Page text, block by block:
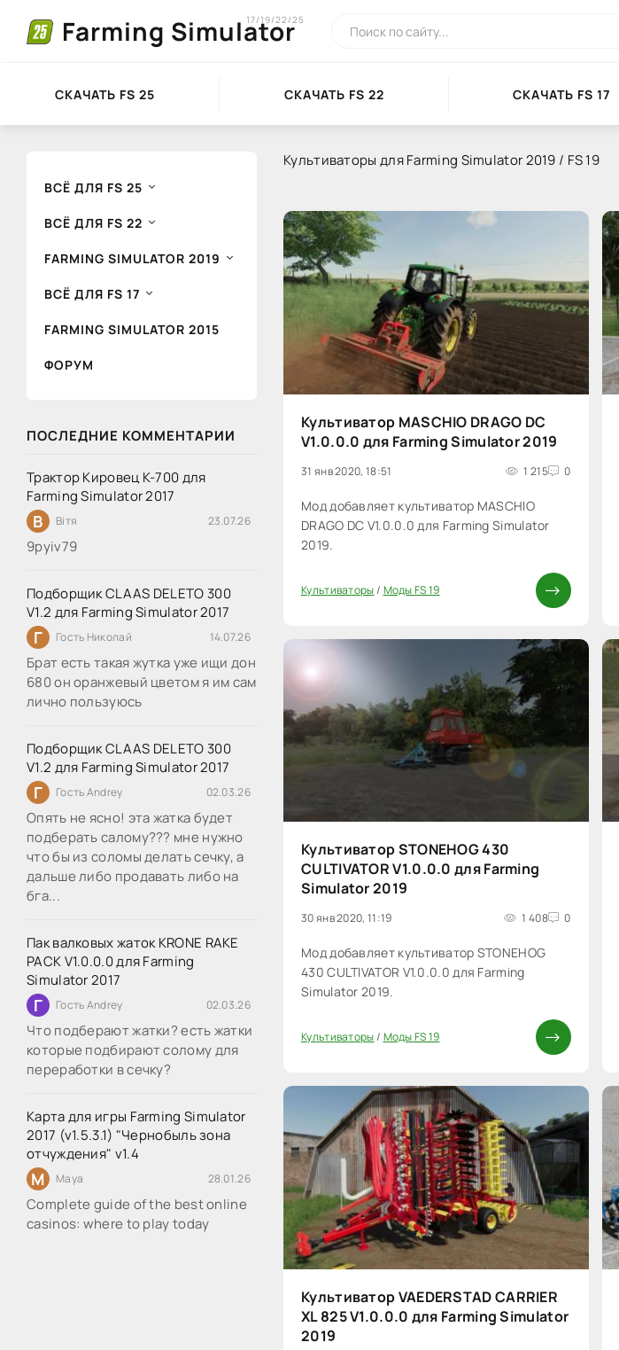
Farming Simulator
17/19/22/25
СКАЧАТЬ FS 25 СКАЧАТЬ FS 22 СКАЧАТЬ FS 17
ВСЁ ДЛЯ FS 25
ВСЁ ДЛЯ FS 22
FARMING SIMULATOR 2019
ВСЁ ДЛЯ FS 17
FARMING SIMULATOR 2015
ФОРУМ
ПОСЛЕДНИЕ КОММЕНТАРИИ
Трактор Кировец К-700 для
Farming Simulator 2017
В Вітя 23.07.26
9руіv79
Подборщик CLAAS DELETO 300
V1.2 для Farming Simulator 2017
Г Гость Николай 14.07.26
Брат есть такая жутка уже ищи дон
680 он оранжевый цветом я им сам
лично пользуюсь
Подборщик CLAAS DELETO 300
V1.2 для Farming Simulator 2017
Г Гость Andrey 02.03.26
Опять не ясно! эта жатка будет
подберать салому??? мне нужно
что бы из соломы делать сечку, а
дальше либо продавать либо на
бга...
Пак валковых жаток KRONE RAKE
PACK V1.0.0.0 для Farming
Simulator 2017
Г Гость Andrey 02.03.26
Что подберают жатки? есть жатки
которые подбирают солому для
переработки в сечку?
Карта для игры Farming Simulator
2017 (v1.5.3.1) "Чернобыль зона
отчуждения" v1.4
M Maya 28.01.26
Complete guide of the best online
casinos: where to play today
Культиваторы для Farming Simulator 2019 / FS 19
Культиватор MASCHIO DRAGO DC
V1.0.0.0 для Farming Simulator 2019
31 янв 2020, 18:51 1 215 0
Мод добавляет культиватор MASCHIO
DRAGO DC V1.0.0.0 для Farming Simulator
2019.
0
Культиваторы/ Моды FS 19
Культиватор STONEHOG 430
CULTIVATOR V1.0.0.0 для Farming
Simulator 2019
30 янв 2020, 11:19 1 408 0
Мод добавляет культиватор STONEHOG
430 CULTIVATOR V1.0.0.0 для Farming
Simulator 2019.
0
Культиваторы/ Моды FS 19
Культиватор VAEDERSTAD CARRIER
XL 825 V1.0.0.0 для Farming Simulator
2019